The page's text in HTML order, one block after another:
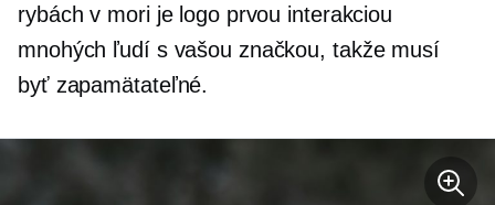
rybách v mori je logo prvou interakciou
mnohých ľudí s vašou značkou, takže musí
byť zapamätateľné.